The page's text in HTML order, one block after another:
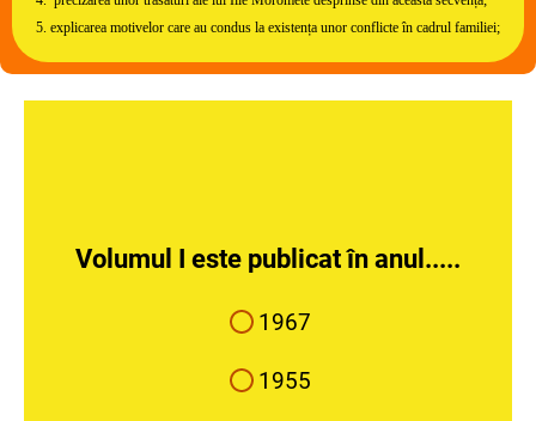
5. explicarea motivelor care au condus la existența unor conflicte în cadrul familiei;
Volumul I este publicat în anul.....
1967
1955